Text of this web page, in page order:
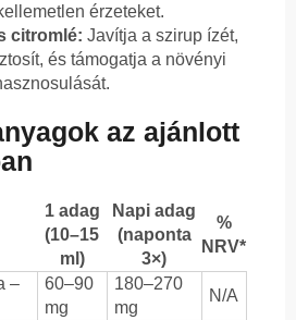
érzeteket.
citromlé: Javítja a szirup ízét,
és támogatja a növényi
az ajánlott
1 adag
(10–15
ml)
Napi adag
(naponta
3×)
%
NRV*
–
60–90
mg
180–270
mg
N/A